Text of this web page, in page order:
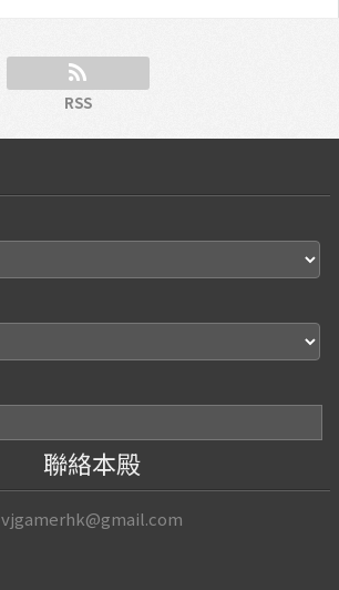
RSS
聯絡本殿
vjgamerhk@gmail.com